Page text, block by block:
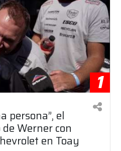
1
persona”, el
Werner con
en Toay